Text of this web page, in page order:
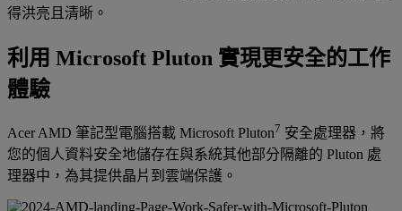
得洪亮且清晰。
利用 Microsoft Pluton 實現更安全的工作
體驗
Acer AMD 筆記型電腦搭載 Microsoft Pluton7 安全處理器，將
您的個人資料安全地儲存在與系統其他部分隔離的 Pluton 處
理器中，為其提供晶片到雲端保護。